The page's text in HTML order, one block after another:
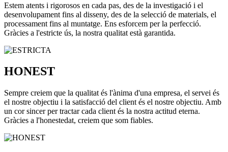
Estem atents i rigorosos en cada pas, des de la investigació i el
desenvolupament fins al disseny, des de la selecció de materials, el
processament fins al muntatge. Ens esforcem per la perfecció.
Gràcies a l'estricte ús, la nostra qualitat està garantida.
HONEST
Sempre creiem que la qualitat és l'ànima d'una empresa, el servei és
el nostre objectiu i la satisfacció del client és el nostre objectiu. Amb
un cor sincer per tractar cada client és la nostra actitud eterna.
Gràcies a l'honestedat, creiem que som fiables.